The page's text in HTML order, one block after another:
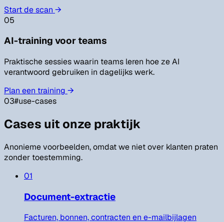
Start de scan →
05
AI-training voor teams
Praktische sessies waarin teams leren hoe ze AI
verantwoord gebruiken in dagelijks werk.
Plan een training →
03#use-cases
Cases uit onze praktijk
Anonieme voorbeelden, omdat we niet over klanten praten
zonder toestemming.
01
Document-extractie
Facturen, bonnen, contracten en e-mailbijlagen